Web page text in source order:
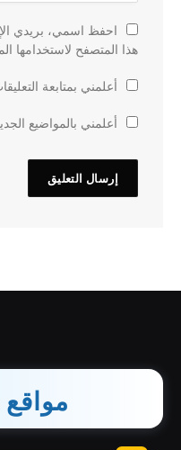
احفظ اسمي، بريدي
هذا المتصفح لاستخدامها
أعلمني بمتابعة
أعلمني بالمواضيع